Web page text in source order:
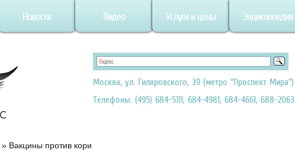
Новости Видео Услуги и цены Энциклопедия
Москва, ул. Гиляровского, 39 (метро "Проспект Мира")
Телефоны: (495) 684-5111, 684-4981, 684-4661, 688-2063
» Вакцины против кори